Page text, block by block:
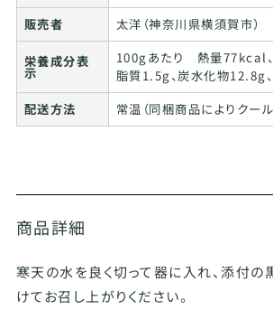
販売者
太洋（神奈川県横須賀市）
栄養成分表
示
100gあたり 熱量77kcal、
脂質1.5g、炭水化物12.8g
配送方法
常温（同梱商品によりクー
商品詳細
寒天の水を良く切って器に入れ、添付の
けてお召し上がりください。